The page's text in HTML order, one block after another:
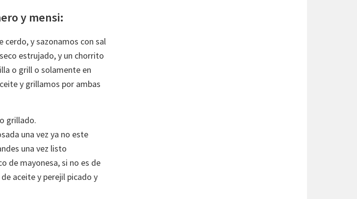
y mensi:
y sazonamos con sal
estrujado, y un chorrito
o grill o solamente en
y grillamos por ambas
grillado.
una vez ya no este
una vez listo
de mayonesa, si no es de
aceite y perejil picado y